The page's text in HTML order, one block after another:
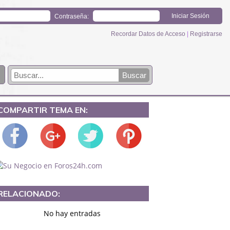
Contraseña:
Recordar Datos de Acceso Registrarse
TEMA EN:
No hay entradas